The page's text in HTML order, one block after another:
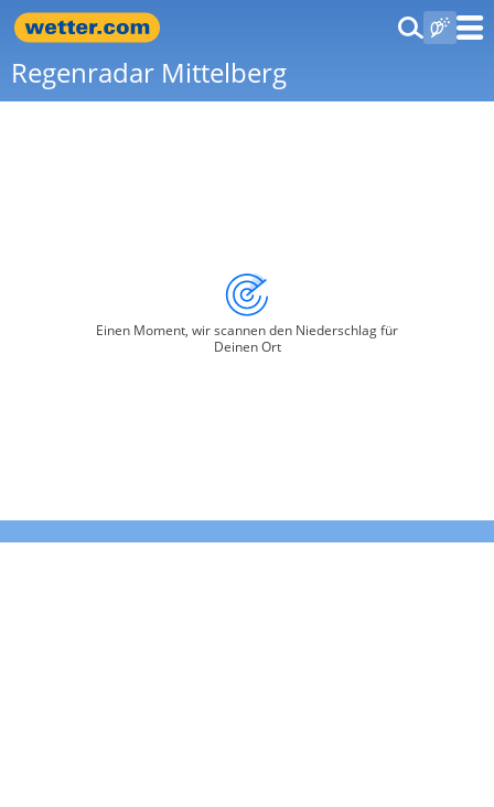
Regenradar Mittelberg
Einen Moment, wir scannen den Niederschlag für
Deinen Ort